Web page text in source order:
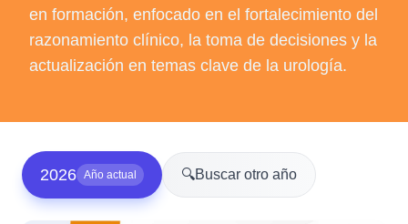
en formación, enfocado en el fortalecimiento del
razonamiento clínico, la toma de decisiones y la
actualización en temas clave de la urología.
2026 Año actual 🔍Buscar otro año